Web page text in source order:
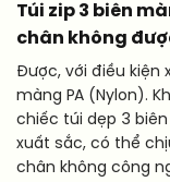
Túi zip 3 biên
chân không
Được, với điều kiện
màng PA (Nylon).
chiếc túi dẹp 3
xuất sắc, có thể
chân không công